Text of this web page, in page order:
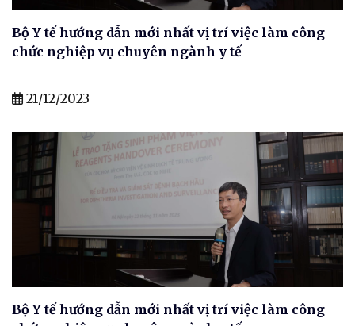
Bộ Y tế hướng dẫn mới nhất vị trí việc làm công
chức nghiệp vụ chuyên ngành y tế
21/12/2023
Bộ Y tế hướng dẫn mới nhất vị trí việc làm công